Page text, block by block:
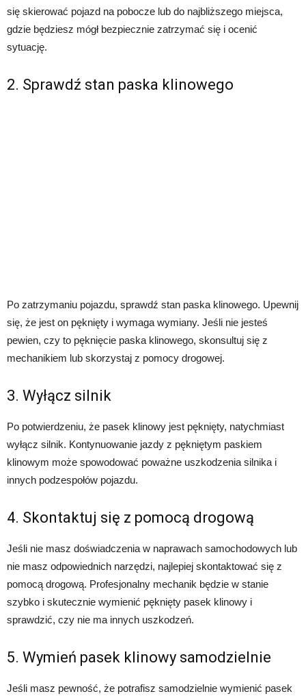
się skierować pojazd na pobocze lub do najbliższego miejsca,
gdzie będziesz mógł bezpiecznie zatrzymać się i ocenić
sytuację.
2. Sprawdź stan paska klinowego
Po zatrzymaniu pojazdu, sprawdź stan paska klinowego. Upewnij
się, że jest on pęknięty i wymaga wymiany. Jeśli nie jesteś
pewien, czy to pęknięcie paska klinowego, skonsultuj się z
mechanikiem lub skorzystaj z pomocy drogowej.
3. Wyłącz silnik
Po potwierdzeniu, że pasek klinowy jest pęknięty, natychmiast
wyłącz silnik. Kontynuowanie jazdy z pękniętym paskiem
klinowym może spowodować poważne uszkodzenia silnika i
innych podzespołów pojazdu.
4. Skontaktuj się z pomocą drogową
Jeśli nie masz doświadczenia w naprawach samochodowych lub
nie masz odpowiednich narzędzi, najlepiej skontaktować się z
pomocą drogową. Profesjonalny mechanik będzie w stanie
szybko i skutecznie wymienić pęknięty pasek klinowy i
sprawdzić, czy nie ma innych uszkodzeń.
5. Wymień pasek klinowy samodzielnie
Jeśli masz pewność, że potrafisz samodzielnie wymienić pasek